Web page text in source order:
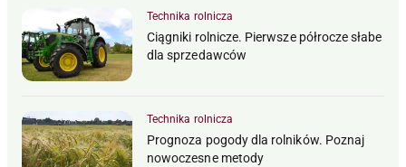
Technika rolnicza
Ciągniki rolnicze. Pierwsze półrocze słabe
dla sprzedawców
Technika rolnicza
Prognoza pogody dla rolników. Poznaj
nowoczesne metody